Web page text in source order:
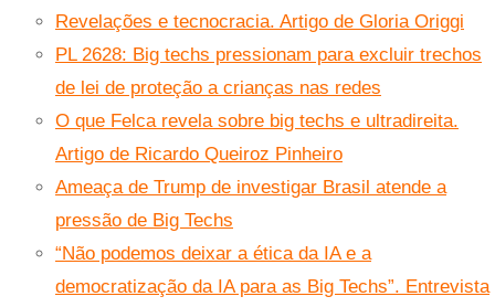
Revelações e tecnocracia. Artigo de Gloria Origgi
PL 2628: Big techs pressionam para excluir trechos
de lei de proteção a crianças nas redes
O que Felca revela sobre big techs e ultradireita.
Artigo de Ricardo Queiroz Pinheiro
Ameaça de Trump de investigar Brasil atende a
pressão de Big Techs
“Não podemos deixar a ética da IA e a
democratização da IA para as Big Techs”. Entrevista